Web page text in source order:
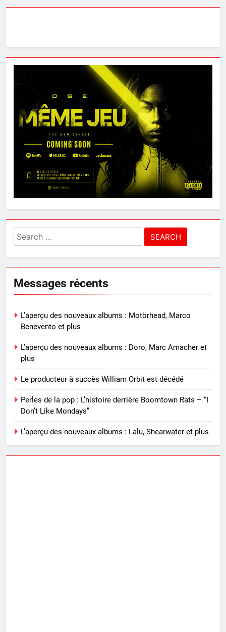
Search
for:
Messages récents
L’aperçu des nouveaux albums : Motörhead, Marco
Benevento et plus
L’aperçu des nouveaux albums : Doro, Marc Amacher et
plus
Le producteur à succès William Orbit est décédé
Perles de la pop : L’histoire derrière Boomtown Rats – “I
Don’t Like Mondays”
L’aperçu des nouveaux albums : Lalu, Shearwater et plus